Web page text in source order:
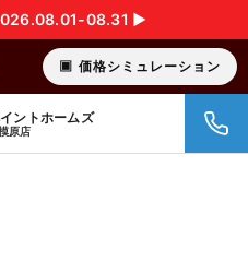
08.31 ▶︎
価格シミュレーション
ントホームズ
原店